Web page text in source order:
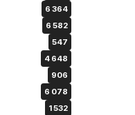
6 364
6 582
547
4 648
906
6 078
1 532